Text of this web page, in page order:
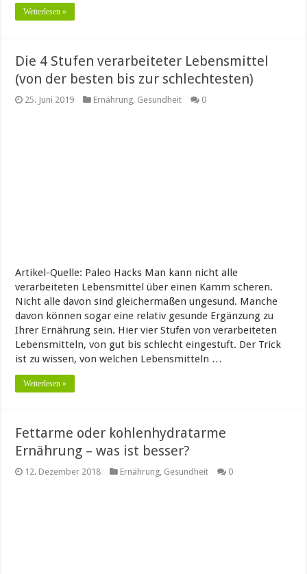
Weiterlesen »
Die 4 Stufen verarbeiteter Lebensmittel
(von der besten bis zur schlechtesten)
25. Juni 2019 Ernährung, Gesundheit 0
Artikel-Quelle: Paleo Hacks Man kann nicht alle
verarbeiteten Lebensmittel über einen Kamm scheren.
Nicht alle davon sind gleichermaßen ungesund. Manche
davon können sogar eine relativ gesunde Ergänzung zu
Ihrer Ernährung sein. Hier vier Stufen von verarbeiteten
Lebensmitteln, von gut bis schlecht eingestuft. Der Trick
ist zu wissen, von welchen Lebensmitteln …
Weiterlesen »
Fettarme oder kohlenhydratarme
Ernährung – was ist besser?
12. Dezember 2018 Ernährung Gesundheit 0